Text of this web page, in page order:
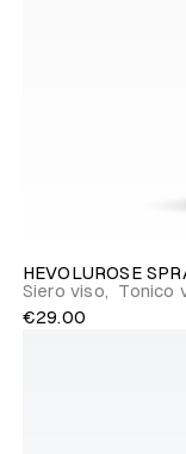
HEVOLUROSE
Siero viso, Tonico
€29.00